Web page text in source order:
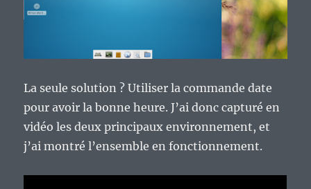
La seule solution ? Utiliser la commande date
pour avoir la bonne heure. J’ai donc capturé en
vidéo les deux principaux environnement, et
j’ai montré l’ensemble en fonctionnement.